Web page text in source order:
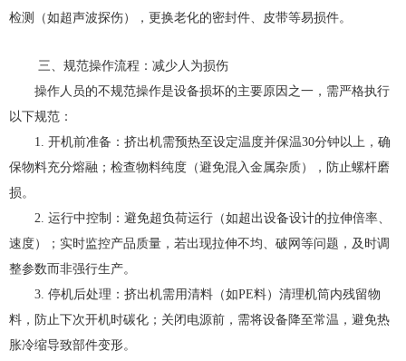
检测（如超声波探伤），更换老化的密封件、皮带等易损件。
三、规范操作流程：减少人为损伤
操作人员的不规范操作是设备损坏的主要原因之一，需严格执行
以下规范：
1. 开机前准备：挤出机需预热至设定温度并保温30分钟以上，确
保物料充分熔融；检查物料纯度（避免混入金属杂质），防止螺杆磨
损。
2. 运行中控制：避免超负荷运行（如超出设备设计的拉伸倍率、
速度）；实时监控产品质量，若出现拉伸不均、破网等问题，及时调
整参数而非强行生产。
3. 停机后处理：挤出机需用清料（如PE料）清理机筒内残留物
料，防止下次开机时碳化；关闭电源前，需将设备降至常温，避免热
胀冷缩导致部件变形。